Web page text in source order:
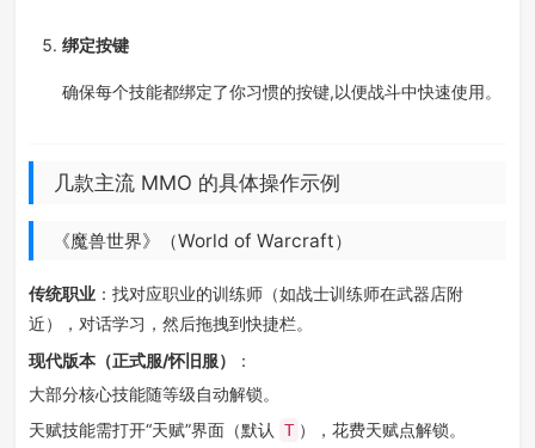
绑定按键
确保每个技能都绑定了你习惯的按键,以便战斗中快速使用。
几款主流 MMO 的具体操作示例
《魔兽世界》（World of Warcraft）
传统职业 ：找对应职业的训练师（如战士训练师在武器店附
近），对话学习，然后拖拽到快捷栏。
现代版本（正式服/怀旧服）
：
大部分核心技能随等级自动解锁。
天赋技能需打开“天赋”界面（默认
T ），花费天赋点解锁。